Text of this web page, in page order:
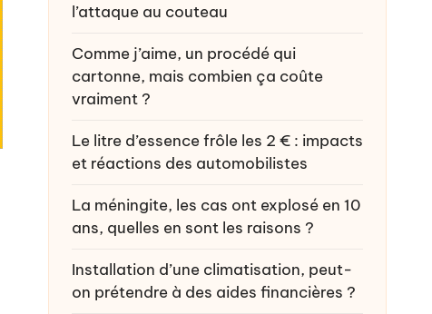
l’attaque au couteau
Comme j’aime, un procédé qui
cartonne, mais combien ça coûte
vraiment ?
Le litre d’essence frôle les 2 € : impacts
et réactions des automobilistes
La méningite, les cas ont explosé en 10
ans, quelles en sont les raisons ?
Installation d’une climatisation, peut-
on prétendre à des aides financières ?